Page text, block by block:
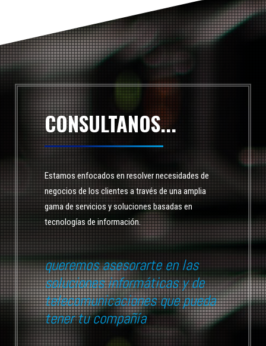
CONSULTANOS...
Estamos enfocados en resolver necesidades de
negocios de los clientes a través de una amplia
gama de servicios y soluciones basadas en
tecnologías de información.
queremos asesorarte en las
soluciones informáticas y de
telecomunicaciones que pueda
tener tu compañía